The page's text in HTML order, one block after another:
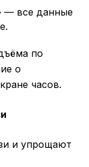
— все данные
по
о
часов.
и упрощают